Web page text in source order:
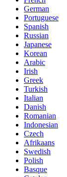
German
Portuguese
Spanish
Russian
Japanese
Korean
Arabic
Irish
Greek
Turkish
Italian
Danish
Romanian
Indonesian
Czech
Afrikaans
Swedish
Polish
Basque